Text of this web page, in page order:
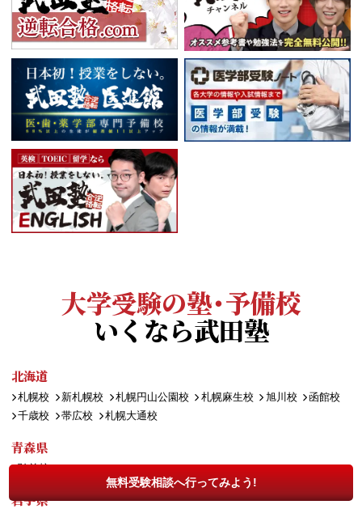
無料受験相談へ行ってみよう!
大学受験の塾・予備校
いくなら武田塾
北海道
札幌校 新札幌校 札幌円山公園校 札幌麻生校 旭川校
函館校
千歳校
帯広校 札幌大通校
青森県
弘前校
岩手県